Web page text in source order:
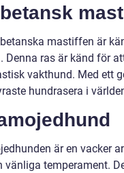
mastiffen är
Denna ras är känd för
vakthund. Med ett
hundrasera i
är en vacker
vänliga temperament.